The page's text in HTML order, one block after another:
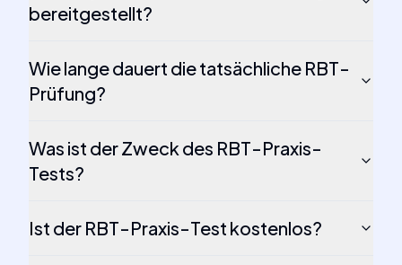
bereitgestellt?
Wie lange dauert die tatsächliche RBT-
Prüfung?
Was ist der Zweck des RBT-Praxis-
Tests?
Ist der RBT-Praxis-Test kostenlos?